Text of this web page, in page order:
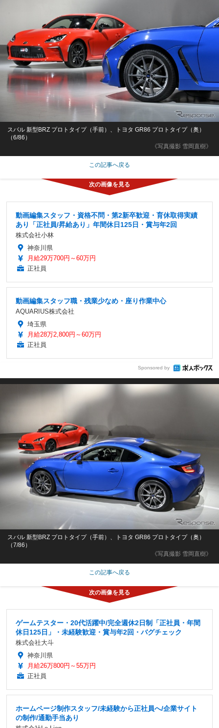
《写真撮影 雪岡直樹》
スバル 新型BRZ プロトタイプ（手前）、トヨタ GR86 プロトタイプ（奥）
（6/86）
この記事へ戻る
動画編集スタッフ・資格不問・第2新卒歓迎・育休取得実績
あり「正社員/昇給あり」年間休日125日・賞与年2回
株式会社小林
神奈川県
月給29万700円～60万円
正社員
動画編集スタッフ職・残業少なめ・座り作業中心
AQUARIUS株式会社
埼玉県
月給28万2,800円～60万円
正社員
Sponsored by
《写真撮影 雪岡直樹》
スバル 新型BRZ プロトタイプ（手前）、トヨタ GR86 プロトタイプ（奥）
（7/86）
この記事へ戻る
ゲームテスター・20代活躍中/完全週休2日制「正社員・年間
休日125日」・未経験歓迎・賞与年2回・バグチェック
株式会社大斗
神奈川県
月給26万800円～55万円
正社員
ホームページ制作スタッフ/未経験から正社員へ/企業サイト
の制作/通勤手当あり